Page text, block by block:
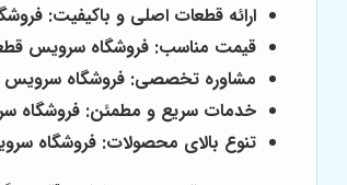
ارائه قطعات اصلی و باکیفیت:
قیمت مناسب: فروشگاه سرویس
مشاوره تخصصی: فروشگاه سرویس
خدمات سریع و مطمئن: فروشگاه
تنوع بالای محصولات: فروشگاه